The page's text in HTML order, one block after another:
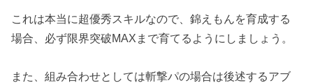
これは本当に超優秀スキルなので、錦えもんを育成する
場合、必ず限界突破MAXまで育てるようにしましょう。
また、組み合わせとしては斬撃パの場合は後述するアブ